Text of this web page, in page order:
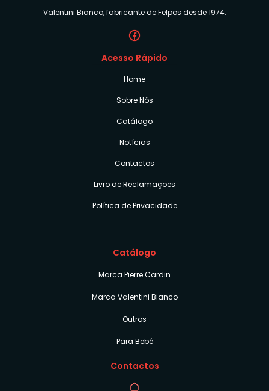
Valentini Bianco, fabricante de Felpos desde 1974.
Acesso Rápido
Home
Sobre Nós
Catálogo
Notícias
Contactos
Livro de Reclamações
Política de Privacidade
Catálogo
Marca Pierre Cardin
Marca Valentini Bianco
Outros
Para Bebé
Contactos